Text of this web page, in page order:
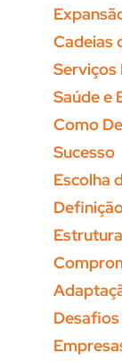
Cadeias
Serviços
Saúde e
Como
Sucesso
Escolha